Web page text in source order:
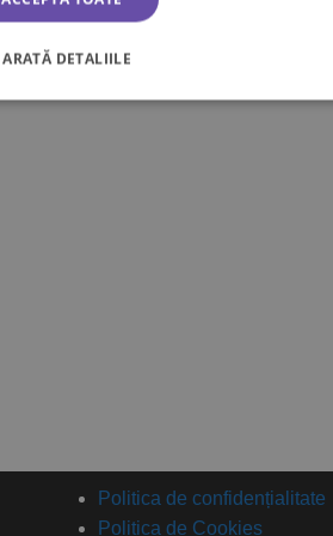
Politica de confidențialitate
Politica de Cookies
ARATĂ DETALIILE